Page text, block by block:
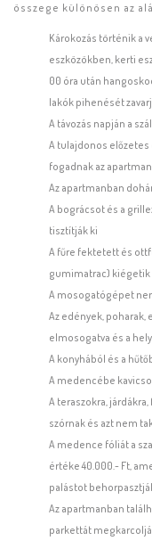
összege különösen az
Károkozás történik a
eszközökben, kerti
00 óra után
lakók pihenését
A távozás napján a
A tulajdonos
fogadnak az
Az apartmanban
A bográcsot és a
tisztítják ki
A fűre fektetett és
gumimatrac) kiégetik
A mosogatógépet
Az edények, poharak,
elmosogatva és a
A konyhából és a
A medencébe
A teraszokra,
szórnak és azt nem
A medence fóliát a
értéke 40.000.- Ft,
palástot
Az apartmanban
parkettát